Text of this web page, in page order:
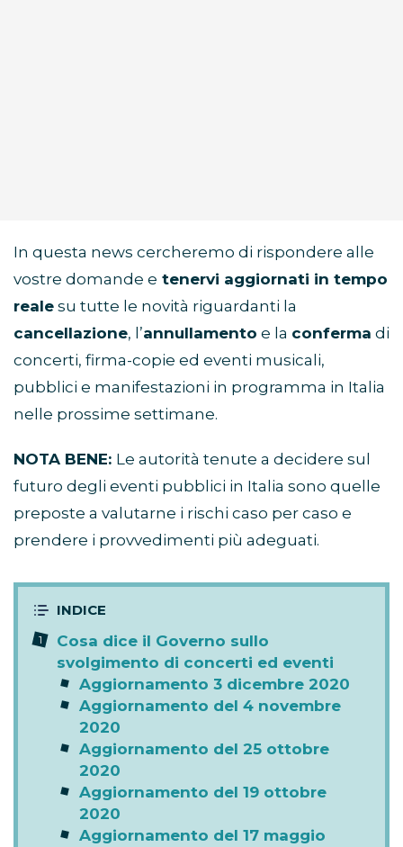
In questa news cercheremo di rispondere alle
vostre domande e tenervi aggiornati in tempo
reale su tutte le novità riguardanti la
cancellazione, l’annullamento e la conferma di
concerti, firma-copie ed eventi musicali,
pubblici e manifestazioni in programma in Italia
nelle prossime settimane.
NOTA BENE: Le autorità tenute a decidere sul
futuro degli eventi pubblici in Italia sono quelle
preposte a valutarne i rischi caso per caso e
prendere i provvedimenti più adeguati.
Cosa dice il Governo sullo
svolgimento di concerti ed eventi
Aggiornamento 3 dicembre 2020
Aggiornamento del 4 novembre
2020
Aggiornamento del 25 ottobre
2020
Aggiornamento del 19 ottobre
2020
Aggiornamento del 17 maggio